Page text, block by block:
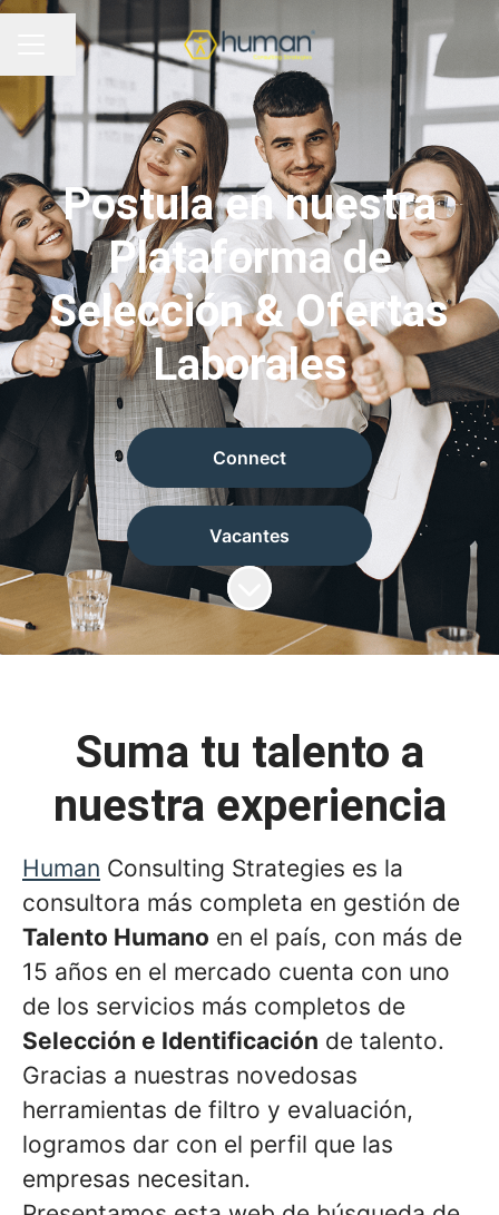
MENÚ DE EMPLEO
Compartir página
Postula en nuestra
Plataforma de
Selección & Ofertas
Laborales
Connect
Vacantes
Más contenido
Suma tu talento a
nuestra experiencia
Human Consulting Strategies es la
consultora más completa en gestión de
Talento Humano en el país, con más de
15 años en el mercado cuenta con uno
de los servicios más completos de
Selección e Identificación de talento.
Gracias a nuestras novedosas
herramientas de filtro y evaluación,
logramos dar con el perfil que las
empresas necesitan.